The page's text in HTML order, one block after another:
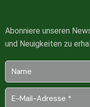
Abonniere unseren
und Neuigkeiten zu